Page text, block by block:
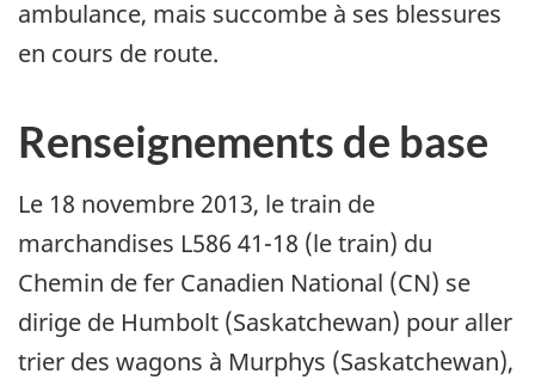
ambulance, mais succombe à ses blessures
en cours de route.
Renseignements de base
Le 18 novembre 2013, le train de
marchandises L586 41-18 (le train) du
Chemin de fer Canadien National (CN) se
dirige de Humbolt (Saskatchewan) pour aller
trier des wagons à Murphys (Saskatchewan),